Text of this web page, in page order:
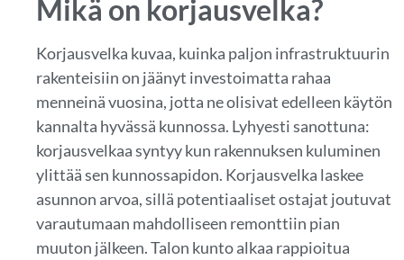
Mikä on korjausvelka?
Korjausvelka kuvaa, kuinka paljon infrastruktuurin
rakenteisiin on jäänyt investoimatta rahaa
menneinä vuosina, jotta ne olisivat edelleen käytön
kannalta hyvässä kunnossa. Lyhyesti sanottuna:
korjausvelkaa syntyy kun rakennuksen kuluminen
ylittää sen kunnossapidon. Korjausvelka laskee
asunnon arvoa, sillä potentiaaliset ostajat joutuvat
varautumaan mahdolliseen remonttiin pian
muuton jälkeen. Talon kunto alkaa rappioitua